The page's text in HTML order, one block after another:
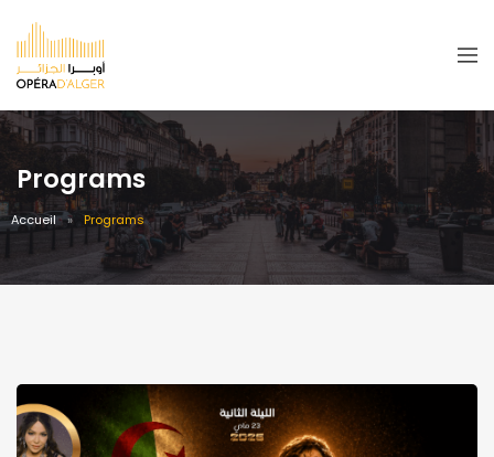
Programs
Accueil Programs